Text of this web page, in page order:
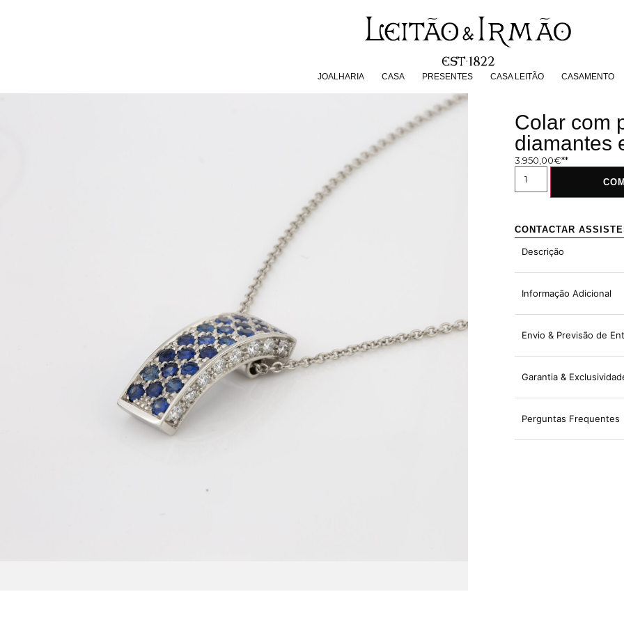
JOALHARIA CASA PRESENTES CASA LEITÃO CASAMENTO
PRESENTES CASA LEITÃO
Colar com
diamantes
3.950,00€
CONTACTAR
Descrição
Informação Adicional
Envio & Previsão de
Garantia &
Perguntas Frequentes